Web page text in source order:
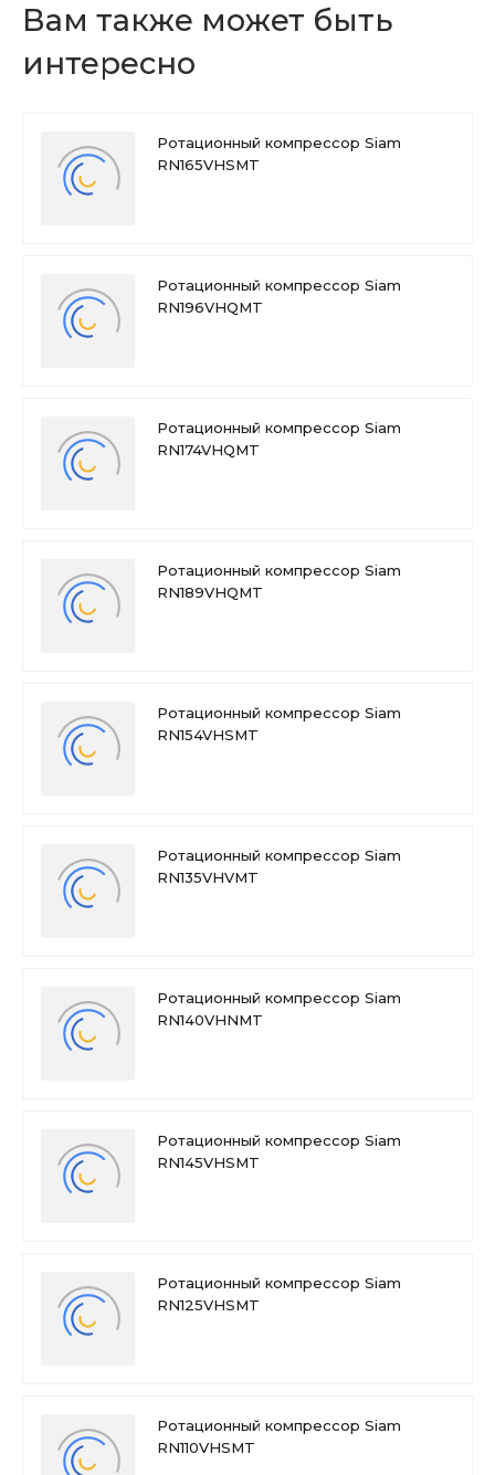
Вам также может быть
интересно
Ротационный компрессор Siam
RN165VHSMT
Ротационный компрессор Siam
RN196VHQMT
Ротационный компрессор Siam
RN174VHQMT
Ротационный компрессор Siam
RN189VHQMT
Ротационный компрессор Siam
RN154VHSMT
Ротационный компрессор Siam
RN135VHVMT
Ротационный компрессор Siam
RN140VHNMT
Ротационный компрессор Siam
RN145VHSMT
Ротационный компрессор Siam
RN125VHSMT
Ротационный компрессор Siam
RN110VHSMT